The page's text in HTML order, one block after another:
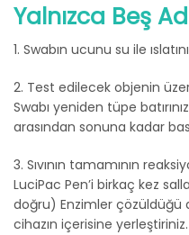
Yalnızca Beş
1. Swabın ucunu su ile
2. Test edilecek objenin
Swabı yeniden tüpe
arasından sonuna kadar
3. Sıvının tamamının
LuciPac Pen’i birkaç kez
doğru) Enzimler çözüldüğü
cihazın içerisine yerleştiriniz.